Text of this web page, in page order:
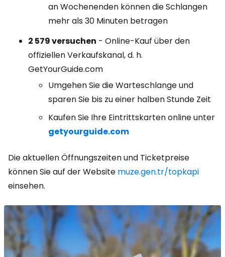
an Wochenenden können die Schlangen
mehr als 30 Minuten betragen
2 579 versuchen - Online-Kauf über den
offiziellen Verkaufskanal, d. h.
GetYourGuide.com
Umgehen Sie die Warteschlange und
sparen Sie bis zu einer halben Stunde Zeit
Kaufen Sie Ihre Eintrittskarten online unter
getyourguide.com
Die aktuellen Öffnungszeiten und Ticketpreise
können Sie auf der Website muze.gen.tr/topkapi
einsehen.